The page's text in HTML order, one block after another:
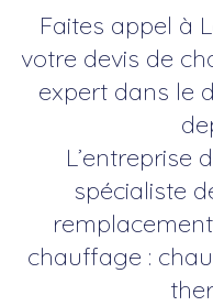
Faites appel à
votre devis de
expert dans le
L’entreprise
spécialiste
chauffage :